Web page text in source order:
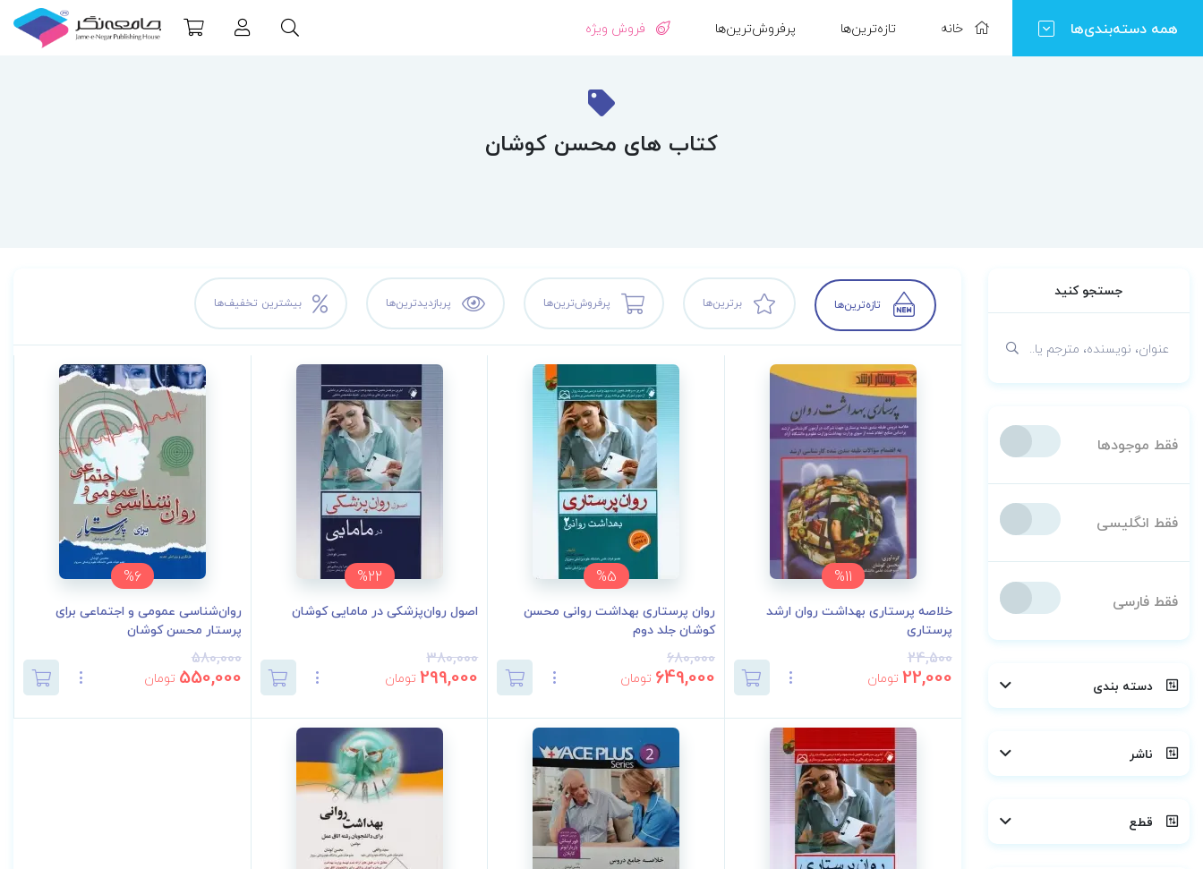
همه دسته‌بندی‌ها خانه تازه‌ترین‌ها پرفروش‌ترین‌ها فروش ویژه
کتاب های محسن کوشان
جستجو کنید
فقط موجودها
فقط انگلیسی
فقط فارسی
دسته بندی
ناشر
قطع
تازه‌ترین‌ها برترین‌ها پرفروش‌ترین‌ها پربازدیدترین‌ها بیشترین تخفیف‌ها
%11
خلاصه پرستاری بهداشت روان ارشد
پرستاری
24,500
22,000 تومان
%5
روان پرستاری بهداشت روانی محسن
کوشان جلد دوم
680,000
649,000 تومان
%22
اصول روان‌پزشکی در مامایی کوشان
380,000
299,000 تومان
%6
روان‌شناسی عمومی و اجتماعی برای
پرستار محسن کوشان
580,000
550,000 تومان